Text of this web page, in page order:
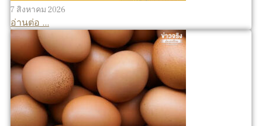
7 สิงหาคม 2026
อ่านต่อ ...